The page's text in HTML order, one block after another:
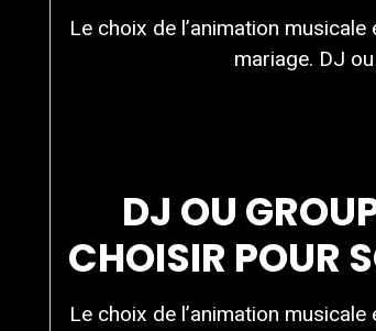
Le choix de l’animation
mariage. DJ
DJ OU
CHOISIR POUR
Le choix de l’animation